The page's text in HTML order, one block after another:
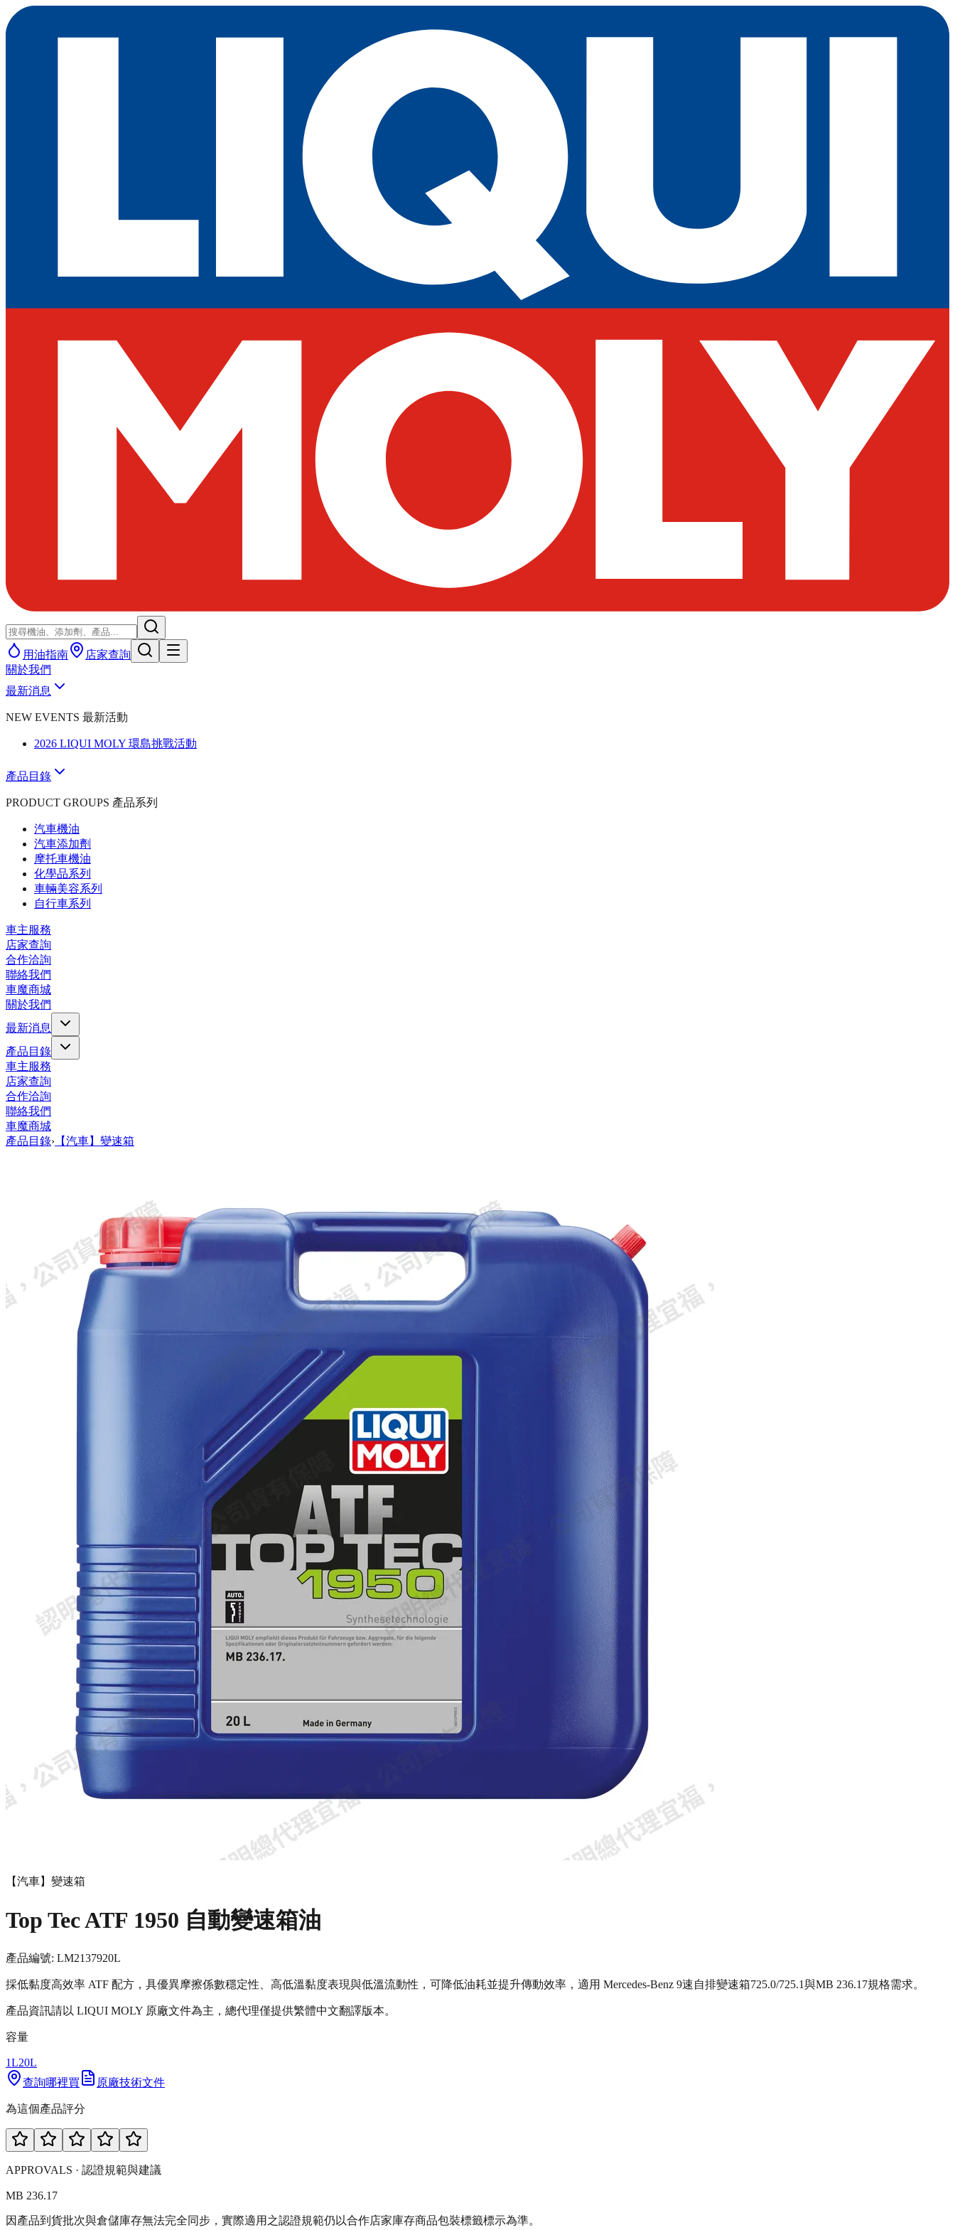
用油指南
店家查詢
關於我們
最新消息
NEW EVENTS 最新活動
2026 LIQUI MOLY 環島挑戰活動
產品目錄
PRODUCT GROUPS 產品系列
汽車機油
汽車添加劑
摩托車機油
化學品系列
車輛美容系列
自行車系列
車主服務
店家查詢
合作洽詢
聯絡我們
車魔商城
關於我們
最新消息
產品目錄
車主服務
店家查詢
合作洽詢
聯絡我們
車魔商城
產品目錄› 【汽車】變速箱
【汽車】變速箱
Top Tec ATF 1950 自動變速箱油
產品編號: LM2137920L
採低黏度高效率 ATF 配方，具優異摩擦係數穩定性、高低溫黏度表現與低溫流動性，可降低油耗並提升傳動效率，適用 Mercedes-Benz 9速自排變速箱725.0/725.1與MB 236.17規格需求。
產品資訊請以 LIQUI MOLY 原廠文件為主，總代理僅提供繁體中文翻譯版本。
容量
1L20L
查詢哪裡買
原廠技術文件
為這個產品評分
APPROVALS · 認證規範與建議
MB 236.17
因產品到貨批次與倉儲庫存無法完全同步，實際適用之認證規範仍以合作店家庫存商品包裝標籤標示為準。